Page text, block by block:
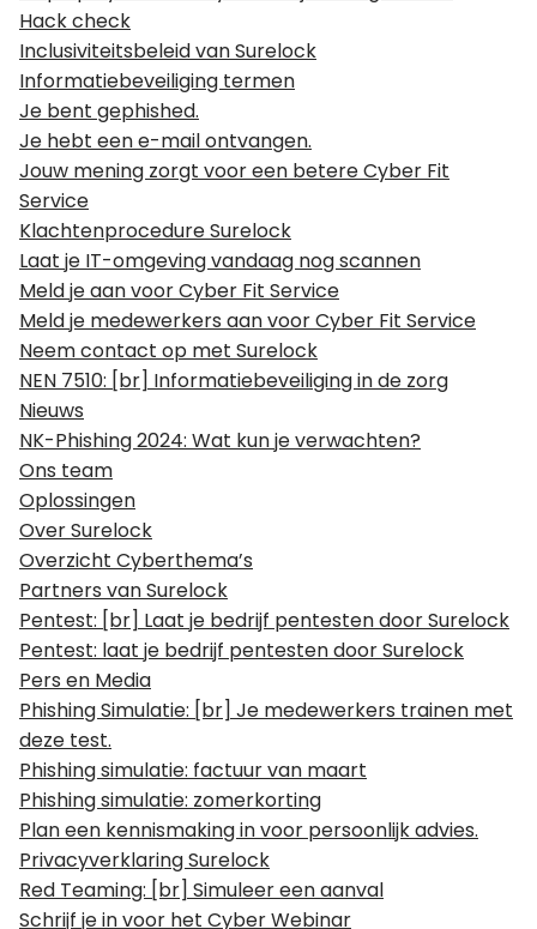
Hack check
Inclusiviteitsbeleid van Surelock
Informatiebeveiliging termen
Je bent gephished.
Je hebt een e-mail ontvangen.
Jouw mening zorgt voor een betere Cyber Fit
Service
Klachtenprocedure Surelock
Laat je IT-omgeving vandaag nog scannen
Meld je aan voor Cyber Fit Service
Meld je medewerkers aan voor Cyber Fit Service
Neem contact op met Surelock
NEN 7510: [br] Informatiebeveiliging in de zorg
Nieuws
NK-Phishing 2024: Wat kun je verwachten?
Ons team
Oplossingen
Over Surelock
Overzicht Cyberthema’s
Partners van Surelock
Pentest: [br] Laat je bedrijf pentesten door Surelock
Pentest: laat je bedrijf pentesten door Surelock
Pers en Media
Phishing Simulatie: [br] Je medewerkers trainen met
deze test.
Phishing simulatie: factuur van maart
Phishing simulatie: zomerkorting
Plan een kennismaking in voor persoonlijk advies.
Privacyverklaring Surelock
Red Teaming: [br] Simuleer een aanval
Schrijf je in voor het Cyber Webinar